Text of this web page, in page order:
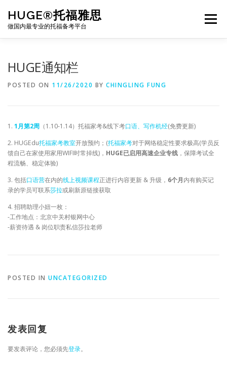
content
HUGE®托福雅思
做国内最专业的托福备考平台
Menu
HUGE通知栏
POSTED ON 11/26/2020 BY CHINGLING FUNG
1. 1月第2周 （1.10-1.14）托福家考&线下考口语、写作机经(免费更新)
2. HUGEdu托福家考教室开放预约；(托福家考对于网络稳定性要求极高(学员反
馈自己在家使用家用WIFI时常掉线)， HUGE已启用高速企业专线 ，保障考试全
程流畅、稳定体验)
3. 包括口语营在内的线上视频课程正进行内容更新 & 升级， 6个月内有购买记
录的学员可联系莎拉或刷新原链接获取
4. 招聘助理小妞一枚：
-工作地点：北京中关村银网中心
-薪资待遇 & 岗位职责私信莎拉老师
POSTED IN UNCATEGORIZED
发表回复
要发表评论，您必须先登录。